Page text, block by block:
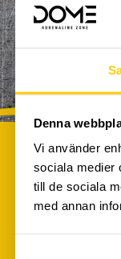
Denna
Vi använder
sociala medier
till de sociala
med annan